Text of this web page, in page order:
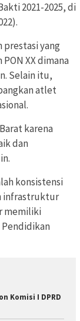
2021-2025, di
yang
XX dimana
Selain itu,
atlet
karena
dan
konsistensi
infrastruktur
memiliki
Komisi I DPRD